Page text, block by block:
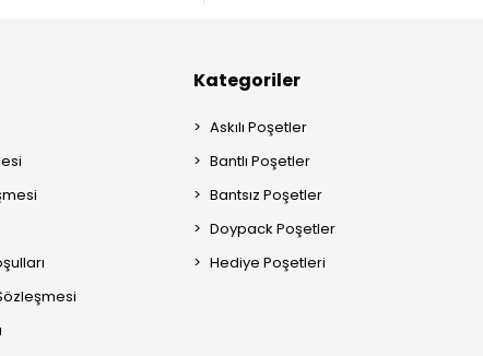
Kategoriler
Askılı Poşetler
Bantlı Poşetler
Bantsız Poşetler
Doypack Poşetler
Hediye Poşetleri